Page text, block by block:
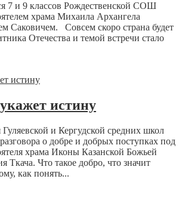
7 и 9 классов Рождественской СОШ
храма Михаила Архангела
Саковичем. Совсем скоро страна будет
Отечества и темой встречи стало
истину
и Кергудской средних школ
о добре и добрых поступках под
храма Иконы Казанской Божьей
Ткача. Что такое добро, что значит
как понять...